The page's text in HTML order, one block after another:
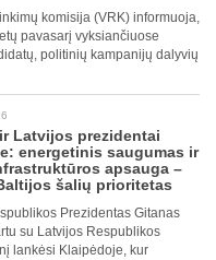
komisija (VRK) informuoja,
pavasarį vyksiančiuose
politinių kampanijų dalyvių
Latvijos prezidentai
energetinis saugumas ir
apsauga –
šalių prioritetas
Prezidentas Gitanas
su Latvijos Respublikos
lankėsi Klaipėdoje, kur